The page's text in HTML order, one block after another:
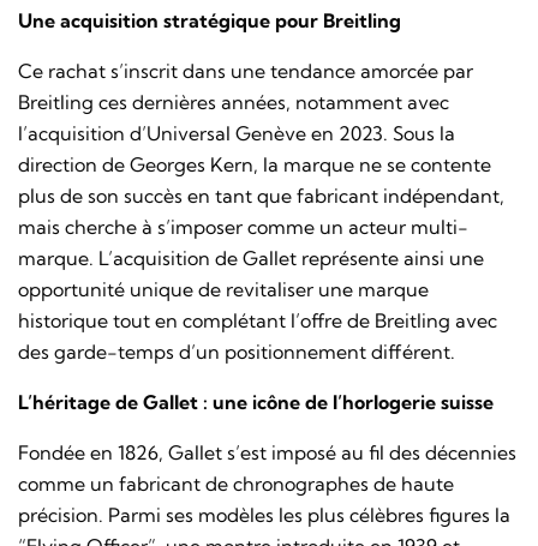
Une acquisition stratégique pour Breitling
Ce rachat s’inscrit dans une tendance amorcée par
Breitling ces dernières années, notamment avec
l’acquisition d’Universal Genève en 2023. Sous la
direction de Georges Kern, la marque ne se contente
plus de son succès en tant que fabricant indépendant,
mais cherche à s’imposer comme un acteur multi-
marque. L’acquisition de Gallet représente ainsi une
opportunité unique de revitaliser une marque
historique tout en complétant l’offre de Breitling avec
des garde-temps d’un positionnement différent.
L’héritage de Gallet : une icône de l’horlogerie suisse
Fondée en 1826, Gallet s’est imposé au fil des décennies
comme un fabricant de chronographes de haute
précision. Parmi ses modèles les plus célèbres figures la